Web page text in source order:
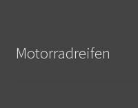
Motorradreifen